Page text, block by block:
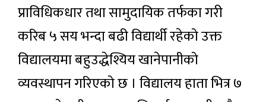
प्राविधिकधार तथा सामुदायिक तर्फका गरी
करिब ५ सय भन्दा बढी विद्यार्थी रहेको उक्त
विद्यालयमा बहुउद्धेश्यिय खानेपानीको
व्यवस्थापन गरिएको छ । विद्यालय हाता भित्र ७